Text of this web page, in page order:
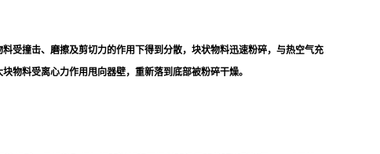
撞击、磨擦及剪切力的作用下得到分散，块状物料迅速粉碎，与热空气充
物料受离心力作用甩向器壁，重新落到底部被粉碎干燥。